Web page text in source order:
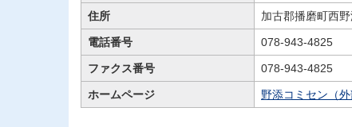
住所 加古郡播磨町西
電話番号 078-943-4825
ファクス番号 078-943-4825
ホームページ 野添コミセン（外